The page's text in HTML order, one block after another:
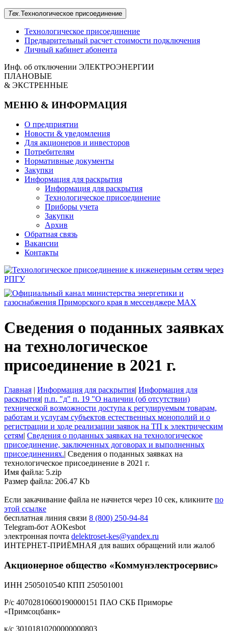
Тех.Технологическое присоединение
Технологическое присоединение
Предварительный расчет стоимости подключения
Личный кабинет абонента
Инф. об отключении ЭЛЕКТРОЭНЕРГИИ
ПЛАНОВЫЕ
& ЭКСТРЕННЫЕ
МЕНЮ & ИНФОРМАЦИЯ
О предприятии
Новости & уведомления
Для акционеров и инвесторов
Потребителям
Нормативные документы
Закупки
Информация для раскрытия
Информация для раскрытия
Технологическое присоединение
Приборы учета
Закупки
Архив
Обратная связь
Вакансии
Контакты
Сведения о поданных заявках
на технологическое
присоединение в 2021 г.
Главная | Информация для раскрытия| Информация для
раскрытия| п.п. "д" п. 19 "О наличии (об отсутствии)
технической возможности доступа к регулируемым товарам,
работам и услугам субъектов естественных монополий и о
регистрации и ходе реализации заявок на ТП к электрическим
сетям| Сведения о поданных заявках на технологическое
присоединение, заключенных договорах и выполненных
присоединениях.| Сведения о поданных заявках на
технологическое присоединение в 2021 г.
Имя файла: 5.zip
Размер файла: 206.47 Kb
Если закачивание файла не начнется через 10 сек, кликните по
этой ссылке
бесплатная линия связи 8 (800) 250-94-84
Telegram-бот AOKesbot
электронная почта delektroset-kes@yandex.ru
ИНТЕРНЕТ-ПРИЁМНАЯ для ваших обращений или жалоб
Акционерное общество «Коммунэлектросервис»
ИНН 2505010540 КПП 250501001
Р/с 40702810600190000151 ПАО СКБ Приморье
«Примсоцбанк»
к/с 30101810200000000803